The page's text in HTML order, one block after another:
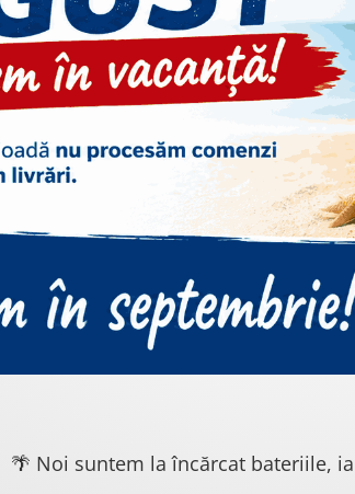
🌴 Noi suntem la încărcat bateriile,